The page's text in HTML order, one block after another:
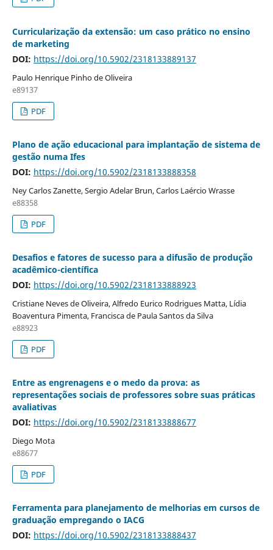
Curricularização da extensão: um caso prático no ensino
de marketing
DOI: https://doi.org/10.5902/2318133889137
Paulo Henrique Pinho de Oliveira
e89137
PDF
Plano de ação educacional para implantação de sistema de
gestão numa Ifes
DOI: https://doi.org/10.5902/2318133888358
Ney Carlos Zanette, Sergio Adelar Brun, Carlos Laércio Wrasse
e88358
PDF
Desafios e fatores de sucesso para a difusão de produção
acadêmico-científica
DOI: https://doi.org/10.5902/2318133888923
Cristiane Neves de Oliveira, Alfredo Eurico Rodrigues Matta, Lídia
Boaventura Pimenta, Francisca de Paula Santos da Silva
e88923
PDF
Entre as engrenagens e o medo da prova: as
representações sociais de professores sobre suas práticas
avaliativas
DOI: https://doi.org/10.5902/2318133888677
Diego Mota
e88677
PDF
Ferramenta para planejamento de melhorias em cursos de
graduação empregando o IACG
DOI: https://doi.org/10.5902/2318133888437